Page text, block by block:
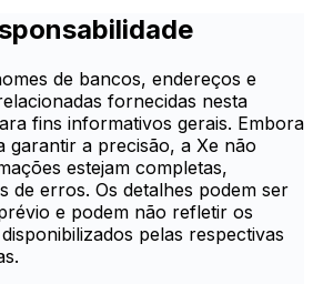
de bancos, endereços e
fornecidas nesta
fins informativos gerais. Embora
garantir a precisão, a Xe não
estejam completas,
de erros. Os detalhes podem ser
e podem não refletir os
pelas respectivas